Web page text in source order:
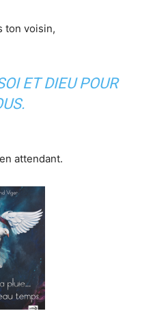
ton voisin,
ET DIEU POUR
attendant.